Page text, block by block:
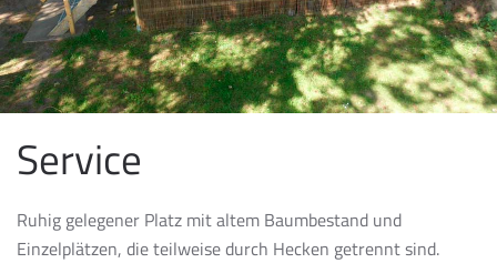
Service
Ruhig gelegener Platz mit altem Baumbestand und
Einzelplätzen, die teilweise durch Hecken getrennt sind.